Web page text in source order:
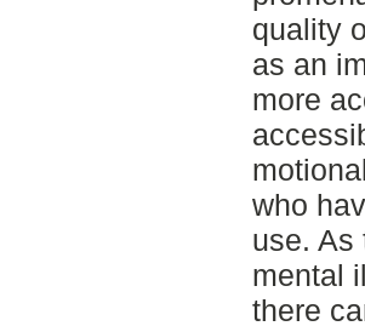
quality
as an
more
who
use. As
mental
there